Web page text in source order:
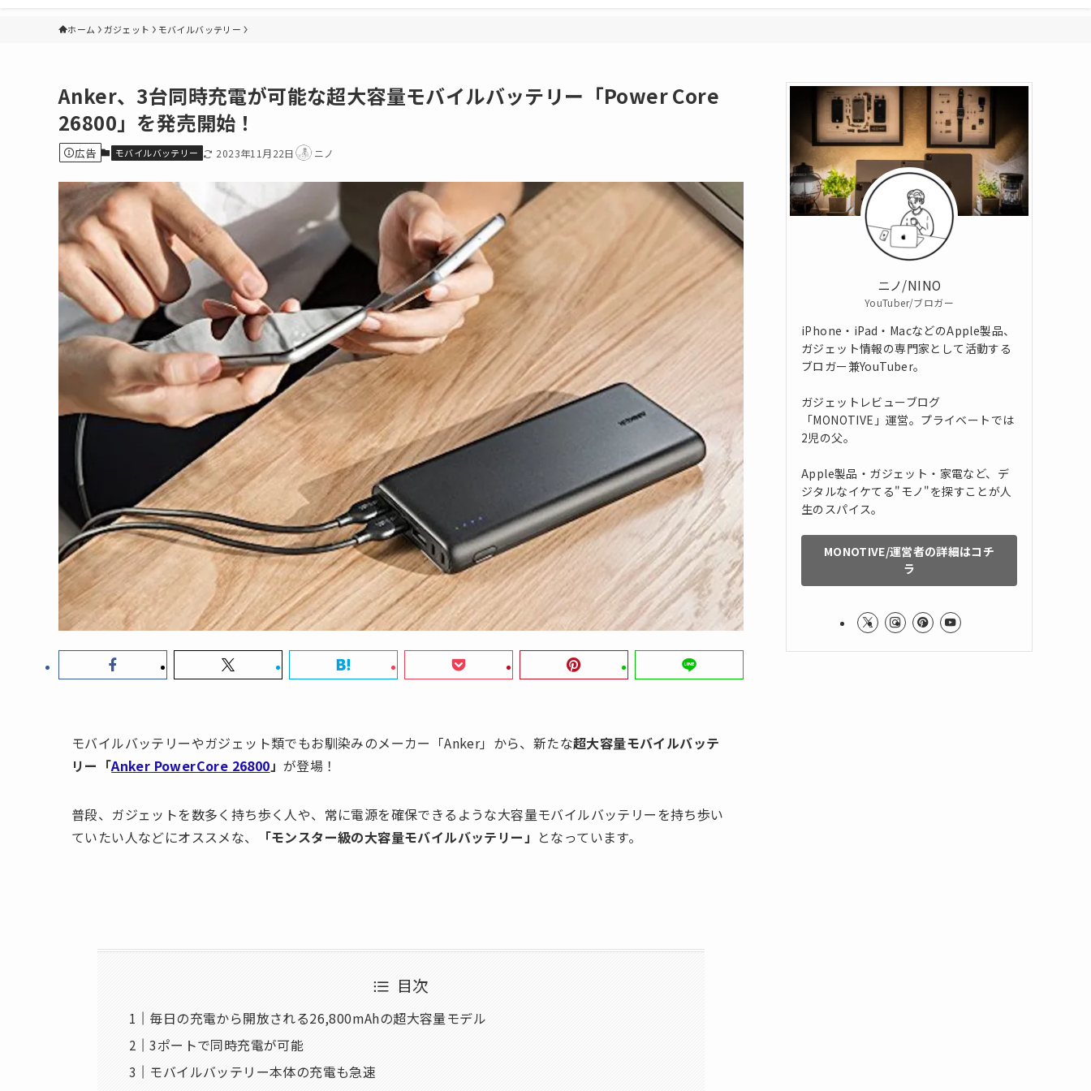
ホーム ガジェット モバイルバッテリー
Anker、3台同時充電が可能な超大容量モバイルバッテリー「Power Core
26800」を発売開始！
広告 モバイルバッテリー 2023年11月22日 ニノ
モバイルバッテリーやガジェット類でもお馴染みのメーカー「Anker」から、新たな超大容量モバイルバッテ
リー「Anker PowerCore 26800」が登場！
普段、ガジェットを数多く持ち歩く人や、常に電源を確保できるような大容量モバイルバッテリーを持ち歩い
ていたい人などにオススメな、
「モンスター級の大容量モバイルバッテリー」 となっています。
目次
毎日の充電から開放される26,800mAhの超大容量モデル
3ポートで同時充電が可能
モバイルバッテリー本体の充電も急速
ニノ/NINO
YouTuber/ブロガー
iPhone・iPad・MacなどのApple製品、
ガジェット情報の専門家として活動する
ブロガー兼YouTuber。
ガジェットレビューブログ
「MONOTIVE」運営。プライベートでは
2児の父。
Apple製品・ガジェット・家電など、デ
ジタルなイケてる"モノ"を探すことが人
生のスパイス。
MONOTIVE/運営者の詳細はコチ
ラ